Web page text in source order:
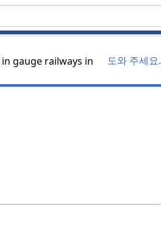
도와 주세요.
gauge railways in